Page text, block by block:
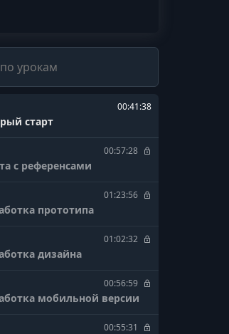
00:41:38
старт
00:57:28
с референсами
01:23:56
прототипа
01:02:32
дизайна
00:56:59
мобильной версии
00:55:31